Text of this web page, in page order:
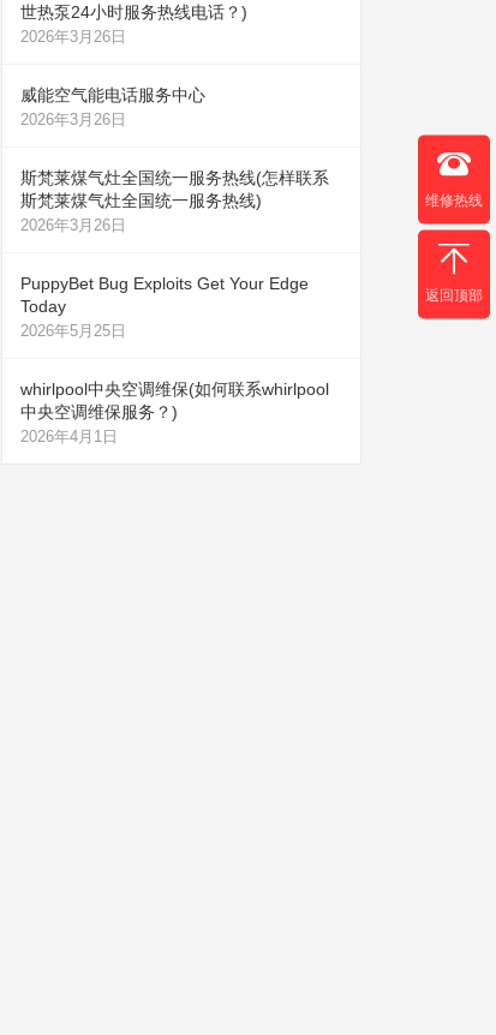
世热泵24小时服务热线电话？)
2026年3月26日
威能空气能电话服务中心
2026年3月26日
斯梵莱煤气灶全国统一服务热线(怎样联系
斯梵莱煤气灶全国统一服务热线)
2026年3月26日
PuppyBet Bug Exploits Get Your Edge
Today
2026年5月25日
whirlpool中央空调维保(如何联系whirlpool
中央空调维保服务？)
2026年4月1日
维修热线
返回顶部